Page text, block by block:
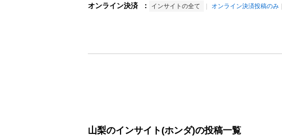
オンライン決済 ： インサイトの全て オンライン決済投稿のみ
山梨のインサイト(ホンダ)の投稿一覧